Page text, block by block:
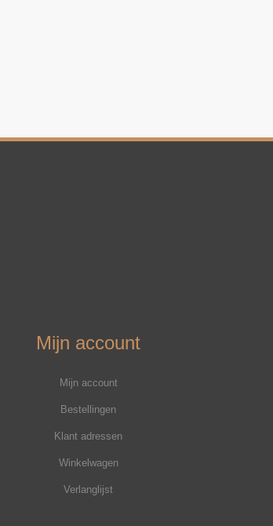
Mijn account
Mijn account
Bestellingen
Klant adressen
Winkelwagen
Verlanglijst